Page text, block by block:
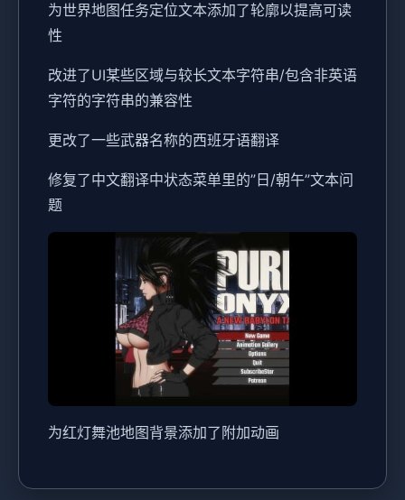
为世界地图任务定位文本添加了轮廓以提高可读
性
改进了UI某些区域与较长文本字符串/包含非英语
字符的字符串的兼容性
更改了一些武器名称的西班牙语翻译
修复了中文翻译中状态菜单里的”日/朝午”文本问
题
为红灯舞池地图背景添加了附加动画